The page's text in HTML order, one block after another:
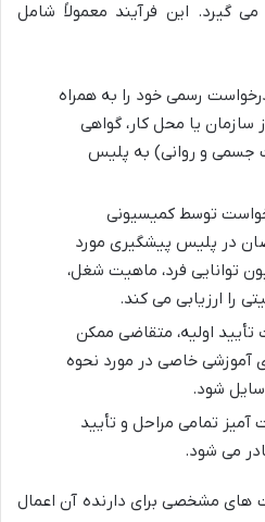
گیرد. این فرآیند معمولاً شامل
رسمی خود را به همراه
سازمان یا محل کار، گواهی
جسمی و روانی) به پلیس
توسط کمیسیونی
در پلیس پیشگیری مورد
توانایی فرد، ماهیت شغل،
را ارزیابی می کند.
اولیه، متقاضی ممکن
آموزشی خاصی در مورد نحوه
شود.
تمامی مراحل و تأیید
می شود.
های مشخصی برای دارنده آن اعمال